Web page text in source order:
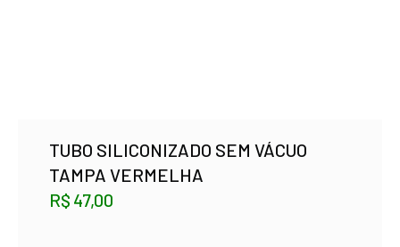
TUBO SILICONIZADO SEM VÁCUO
TAMPA VERMELHA
R$ 47,00